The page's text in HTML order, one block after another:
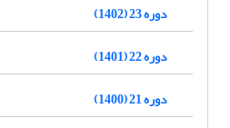
دوره 23 (1402)
دوره 22 (1401)
دوره 21 (1400)